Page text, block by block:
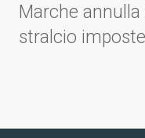
Marche
stralcio